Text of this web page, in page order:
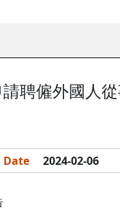
聘僱外國人
Date 2024-02-06